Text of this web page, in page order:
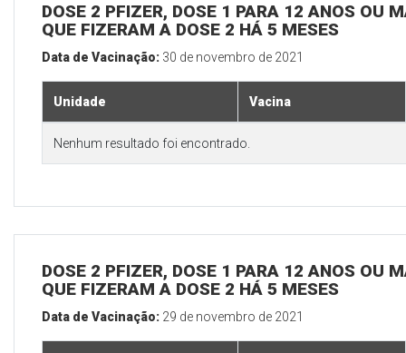
DOSE 2 PFIZER, DOSE 1 PARA 12 ANOS OU
QUE FIZERAM A DOSE 2 HÁ 5 MESES
Data de Vacinação: 30 de novembro de 2021
Unidade Vacina
Nenhum resultado foi encontrado.
DOSE 2 PFIZER, DOSE 1 PARA 12 ANOS OU
QUE FIZERAM A DOSE 2 HÁ 5 MESES
Data de Vacinação: 29 de novembro de 2021